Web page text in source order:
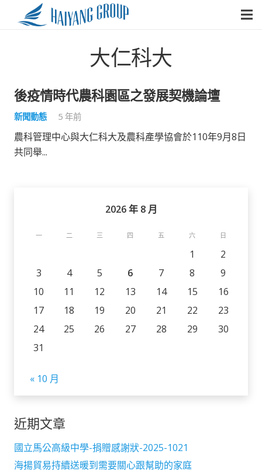
大仁科大
後疫情時代農科園區之發展契機論壇
新聞動態 5 年前
農科管理中心與大仁科大及農科產學協會於110年9月8日
共同舉...
2026 年 8 月
一 二 三 四 五 六 日
1
2
3
4 5 6 7 8
9
10
11 12 13 14 15
16
17
18 19 20 21 22
23
24
25 26 27 28 29
30
31
« 10 月
近期文章
國立馬公高級中學-捐贈感謝狀-2025-1021
海揚貿易持續送暖到需要關心跟幫助的家庭